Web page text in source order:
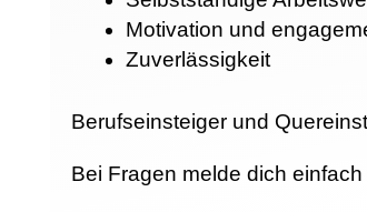
Motivation und
Zuverlässigkeit
Berufseinsteiger und
Bei Fragen melde dich